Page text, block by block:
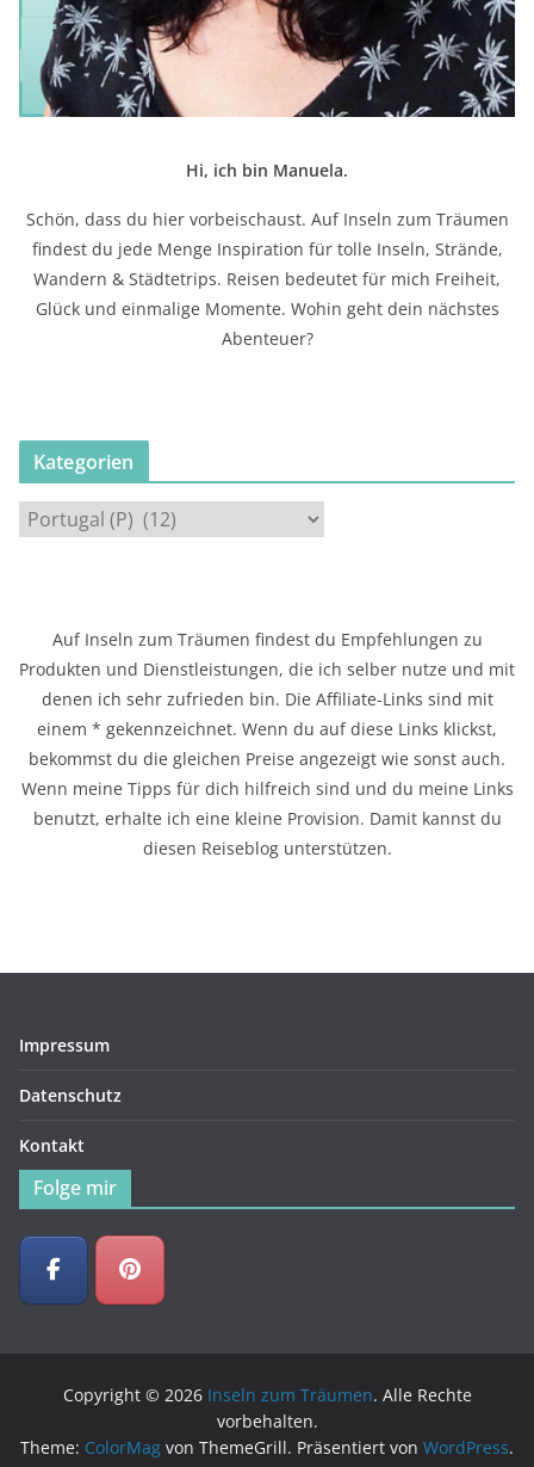
Hi, ich bin Manuela.
Schön, dass du hier vorbeischaust. Auf Inseln zum Träumen
findest du jede Menge Inspiration für tolle Inseln, Strände,
Wandern & Städtetrips. Reisen bedeutet für mich Freiheit,
Glück und einmalige Momente. Wohin geht dein nächstes
Abenteuer?
Kategorien
K
a
o
n
Auf Inseln zum Träumen findest du Empfehlungen zu
Produkten und Dienstleistungen, die ich selber nutze und mit
denen ich sehr zufrieden bin. Die Affiliate-Links sind mit
einem * gekennzeichnet. Wenn du auf diese Links klickst,
bekommst du die gleichen Preise angezeigt wie sonst auch.
Wenn meine Tipps für dich hilfreich sind und du meine Links
benutzt, erhalte ich eine kleine Provision. Damit kannst du
diesen Reiseblog unterstützen.
Impressum
Datenschutz
Kontakt
Folge mir
Copyright © 2026 Inseln zum Träumen. Alle Rechte
vorbehalten.
Theme: ColorMag von ThemeGrill. Präsentiert von WordPress.